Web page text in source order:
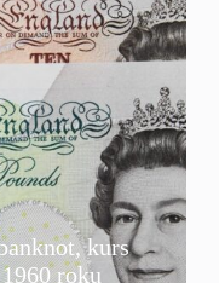
kurs
roku